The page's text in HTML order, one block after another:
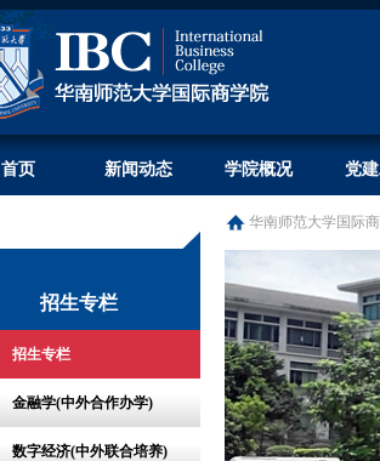
首页 新闻动态 学院概况 党
招生专栏
招生专栏
金融学(中外合作办学)
数字经济(中外联合培养)
华南师范大学国际